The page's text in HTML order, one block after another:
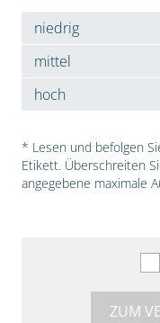
niedrig
mittel
hoch
* Lesen und befolgen
Etikett. Überschreiten
angegebene maximale
ZUM